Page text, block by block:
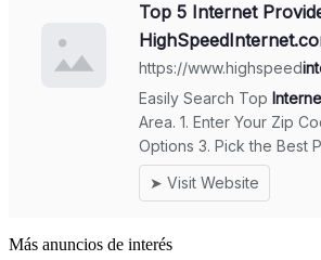
Más anuncios de interés